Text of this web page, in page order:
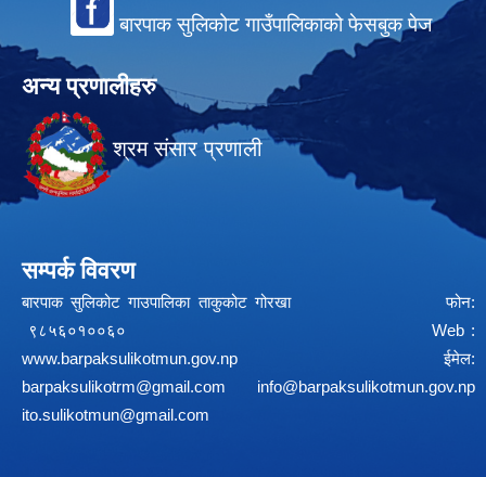
बारपाक सुलिकोट गाउँपालिकाको फेसबुक पेज
अन्य प्रणालीहरु
श्रम संसार प्रणाली
सम्पर्क विवरण
बारपाक सुलिकोट गाउपालिका ताकुकोट गोरखा फोन:
९८५६०१००६० Web :
www.barpaksulikotmun.gov.np
ईमेल:
barpaksulikotrm@gmail.com
info@barpaksulikotmun.gov.np
ito.sulikotmun@gmail.com